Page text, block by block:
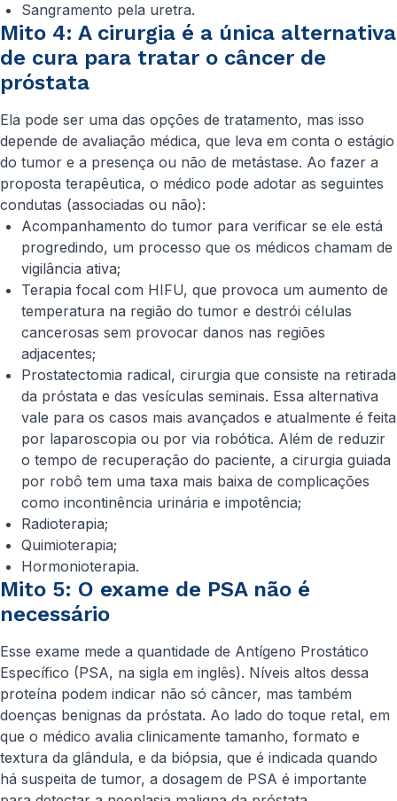
Sangramento pela uretra.
Mito 4: A cirurgia é a única alternativa
de cura para tratar o câncer de
próstata
Ela pode ser uma das opções de tratamento, mas isso
depende de avaliação médica, que leva em conta o estágio
do tumor e a presença ou não de metástase. Ao fazer a
proposta terapêutica, o médico pode adotar as seguintes
condutas (associadas ou não):
Acompanhamento do tumor para verificar se ele está
progredindo, um processo que os médicos chamam de
vigilância ativa;
Terapia focal com HIFU, que provoca um aumento de
temperatura na região do tumor e destrói células
cancerosas sem provocar danos nas regiões
adjacentes;
Prostatectomia radical, cirurgia que consiste na retirada
da próstata e das vesículas seminais. Essa alternativa
vale para os casos mais avançados e atualmente é feita
por laparoscopia ou por via robótica. Além de reduzir
o tempo de recuperação do paciente, a cirurgia guiada
por robô tem uma taxa mais baixa de complicações
como incontinência urinária e impotência;
Radioterapia;
Quimioterapia;
Hormonioterapia.
Mito 5: O exame de PSA não é
necessário
Esse exame mede a quantidade de Antígeno Prostático
Específico (PSA, na sigla em inglês). Níveis altos dessa
proteína podem indicar não só câncer, mas também
doenças benignas da próstata. Ao lado do toque retal, em
que o médico avalia clinicamente tamanho, formato e
textura da glândula, e da biópsia, que é indicada quando
há suspeita de tumor, a dosagem de PSA é importante